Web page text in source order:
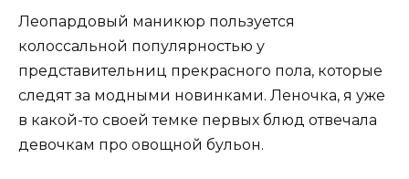
Леопардовый маникюр пользуется
колоссальной популярностью у
представительниц прекрасного пола, которые
следят за модными новинками. Леночка, я уже
в какой-то своей темке первых блюд отвечала
девочкам про овощной бульон.